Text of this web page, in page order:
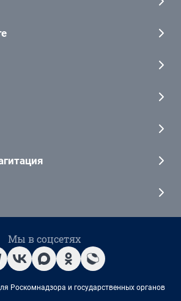
Мы в соцсетях
Роскомнадзора и государственных органов